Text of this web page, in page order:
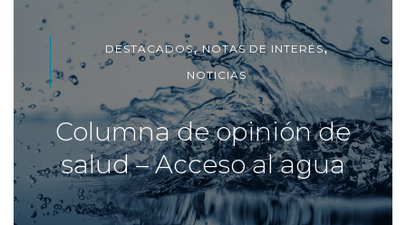
DESTACADOS,NOTAS DE INTERÉS,
NOTICIAS
Columna de opinión de
salud – Acceso al agua